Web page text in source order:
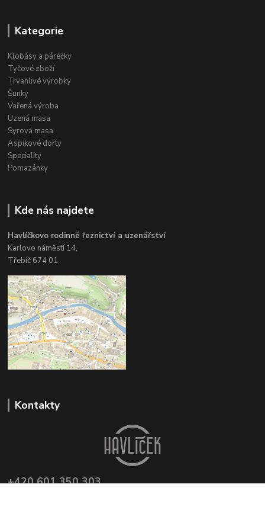
Kategorie
Klobásy a párečky
Tyčové zboží
Trvanlivé výrobky
Šunky
Vařená výroba
Uzená masa
Syrová masa
Aspikové dorty
Speciality
Pomazánky
Kde nás najdete
Havlíčkovo rodinné řeznictví a uzenářství
Karlovo náměstí 14,
Třebíč 674 01
Kontakty
+420 601 350 303